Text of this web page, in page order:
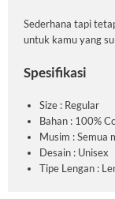
Sederhana tapi
untuk kamu yang
Spesifikasi
Size : Regular
Bahan : 100%
Musim : Semua
Desain : Unisex
Tipe Lengan :